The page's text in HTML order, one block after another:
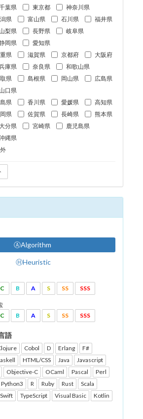
葉県
東京都 神奈川県
県 富山県 石川県
福井県
山梨県
長野県
岐阜県
岡県
愛知県
県 滋賀県 京都府
大阪府
庫県
奈良県 和歌山県
県 島根県 岡山県
広島県
山口県
県 香川県 愛媛県 高知県
県 佐賀県 長崎県
熊本県
大分県
宮崎県
鹿児島県
縄県
ⒶAlgorithm
ⒽHeuristic
C B A S SS SSS
C B A S SS SSS
語
Cobol D Erlang
F#
HTML/CSS Java
Javascript
Objective-C OCaml Pascal
Perl
Python3 R Ruby Rust
Scala
Swift TypeScript Visual Basic Kotlin